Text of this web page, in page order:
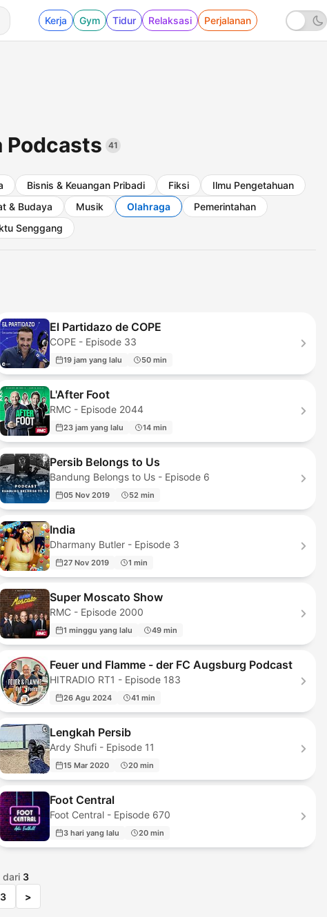
Kerja Gym Tidur Relaksasi Perjalanan
Podcasts 41
Bisnis & Keuangan Pribadi Fiksi
Ilmu Pengetahuan
& Budaya Musik Olahraga
Pemerintahan
Senggang
El Partidazo de COPE
COPE - Episode 33
19 jam yang lalu 50 min
L'After Foot
RMC - Episode 2044
23 jam yang lalu 14 min
Persib Belongs to Us
Bandung Belongs to Us - Episode 6
05 Nov 2019 52 min
India
Dharmany Butler - Episode 3
27 Nov 2019 1 min
Super Moscato Show
RMC - Episode 2000
1 minggu yang lalu 49 min
Feuer und Flamme - der FC Augsburg Podcast
HITRADIO RT1 - Episode 183
26 Agu 2024 41 min
Lengkah Persib
Ardy Shufi - Episode 11
15 Mar 2020 20 min
Foot Central
Foot Central - Episode 670
3 hari yang lalu 20 min
dari 3
3 >